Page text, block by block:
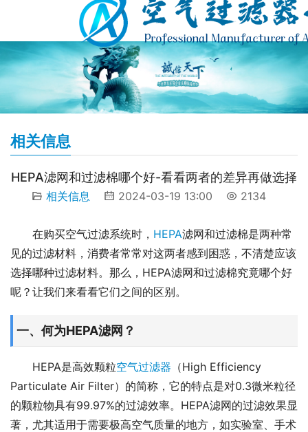
相关信息
HEPA滤网和过滤棉哪个好-看看两者的差异再做选择
相关信息 2024-03-19 13:00 2134
在购买空气过滤系统时， HEPA滤网和过滤棉是两种常
见的过滤材料，消费者常常对这两者感到困惑，不清楚应该
选择哪种过滤材料。那么，HEPA滤网和过滤棉究竟哪个好
呢？让我们来看看它们之间的区别。
一、何为HEPA滤网？
HEPA是高效颗粒空气过滤器 （High Efficiency
Particulate Air Filter）的简称，它的特点是对0.3微米粒径
的颗粒物具有99.97%的过滤效率。HEPA滤网的过滤效果显
著，尤其适用于需要极高空气质量的地方，如实验室、手术